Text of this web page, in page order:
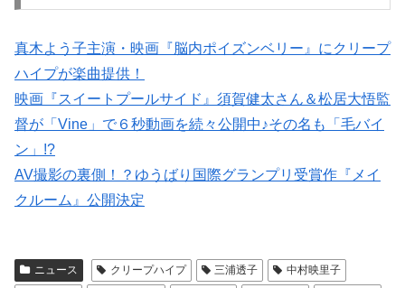
真木よう子主演・映画『脳内ポイズンベリー』にクリープ
ハイプが楽曲提供！
映画『スイートプールサイド』須賀健太さん＆松居大悟監
督が「Vine」で６秒動画を続々公開中♪その名も「毛バイ
ン」!?
AV撮影の裏側！？ゆうばり国際グランプリ受賞作『メイ
クルーム』公開決定
ニュース クリープハイプ 三浦透子
中村映里子